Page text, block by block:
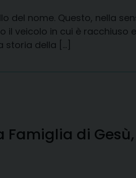
del nome. Questo, nella
veicolo in cui è racchiuso
della […]
di